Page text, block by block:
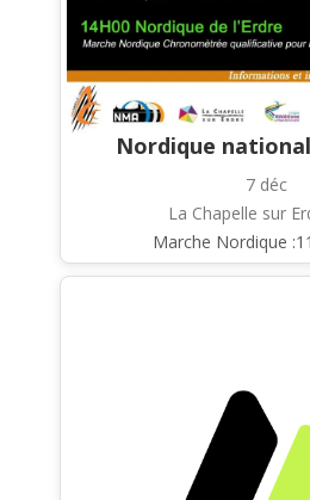
Nordique national
7 déc
La Chapelle sur
Marche Nordique